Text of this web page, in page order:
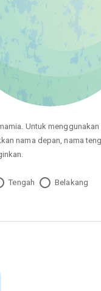
Untuk menggunakan
nama depan, nama
Tengah Belakang